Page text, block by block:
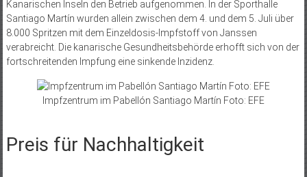
Kanarischen Inseln den Betrieb aufgenommen. In der Sporthalle
Santiago Martín wurden allein zwischen dem 4. und dem 5. Juli über
8.000 Spritzen mit dem Einzeldosis-Impfstoff von Janssen
verabreicht. Die kanarische Gesundheitsbehörde erhofft sich von der
fortschreitenden Impfung eine sinkende Inzidenz.
Impfzentrum im Pabellón Santiago Martín Foto: EFE
Preis für Nachhaltigkeit